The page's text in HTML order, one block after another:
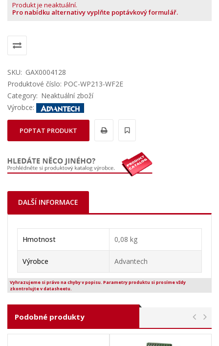
Produkt je neaktuální.
Pro nabídku alternativy vyplňte poptávkový formulář.
SKU: GAX0004128
Produktové číslo: POC-WP213-WF2E
Category: Neaktuální zboží
Výrobce:
POPTAT PRODUKT
DALŠÍ INFORMACE
Hmotnost 0,08 kg
Výrobce Advantech
Vyhrazujeme si právo na chyby v popisu. Parametry produktu si prosíme vždy
zkontrolujte v datasheetu.
Podobné produkty